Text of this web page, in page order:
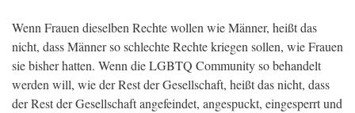
Wenn Frauen dieselben Rechte wollen wie Männer, heißt das
nicht, dass Männer so schlechte Rechte kriegen sollen, wie Frauen
sie bisher hatten. Wenn die LGBTQ Community so behandelt
werden will, wie der Rest der Gesellschaft, heißt das nicht, dass
der Rest der Gesellschaft angefeindet, angespuckt, eingesperrt und